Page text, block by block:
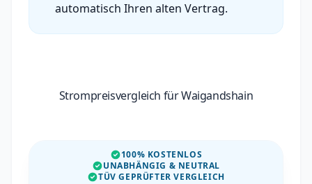
automatisch Ihren alten Vertrag.
Strompreisvergleich für Waigandshain
100% KOSTENLOS
UNABHÄNGIG & NEUTRAL
TÜV GEPRÜFTER VERGLEICH